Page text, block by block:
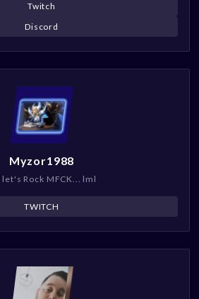
Twitch
Discord
Myzor1988
let's Rock MFCK... lml
TWITCH